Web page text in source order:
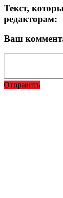
Текст,
редакторам:
Ваш
Отправить